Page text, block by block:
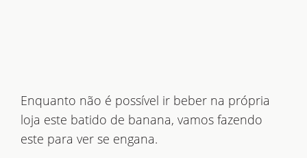
Enquanto não é possível ir beber na própria
loja este batido de banana, vamos fazendo
este para ver se engana.